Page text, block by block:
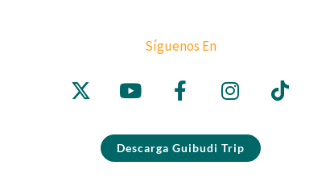
Síguenos En
-
T
O
U
U
B
A
C
B
O
N
S
A
G
I
K
Descarga Guibudi Trip